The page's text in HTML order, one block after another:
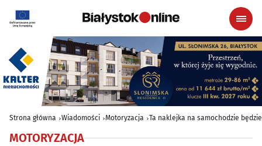
Strona główna Wiadomości Motoryzacja Ta naklejka na samochodzie
MOTORYZACJA